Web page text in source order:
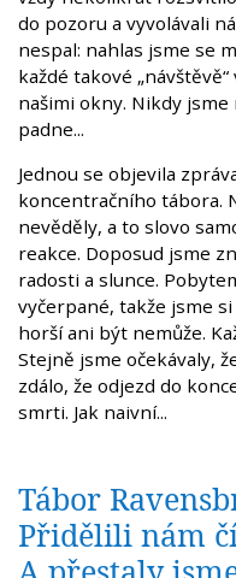
do pozoru a vyvolávali
nespal: nahlas jsme se
každé takové
našimi okny. Nikdy
padne...
Jednou se objevila
koncentračního tábora.
nevěděly, a to slovo
reakce. Doposud jsme
radosti a slunce.
vyčerpané, takže jsme
horší ani být nemůže.
Stejně jsme očekávaly,
zdálo, že odjezd do
smrti. Jak naivní...
Tábor
Přidělili nám